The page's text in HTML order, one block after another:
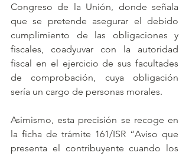
Congreso de la Unión, donde señala
que se pretende asegurar el debido
cumplimiento de las obligaciones y
fiscales, coadyuvar con la autoridad
fiscal en el ejercicio de sus facultades
de comprobación, cuya obligación
sería un cargo de personas morales.
Asimismo, esta precisión se recoge en
la ficha de trámite 161/ISR “Aviso que
presenta el contribuyente cuando los